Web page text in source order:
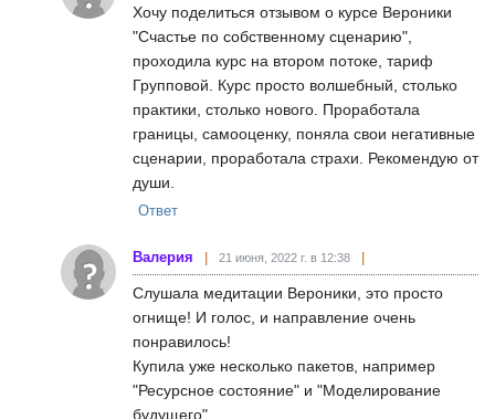
Хочу поделиться отзывом о курсе Вероники
"Счастье по собственному сценарию",
проходила курс на втором потоке, тариф
Групповой. Курс просто волшебный, столько
практики, столько нового. Проработала
границы, самооценку, поняла свои негативные
сценарии, проработала страхи. Рекомендую от
души.
Ответ
Валерия 21 июня, 2022 г. в 12:38
Слушала медитации Вероники, это просто
огнище! И голос, и направление очень
понравилось!
Купила уже несколько пакетов, например
"Ресурсное состояние" и "Моделирование
будущего"